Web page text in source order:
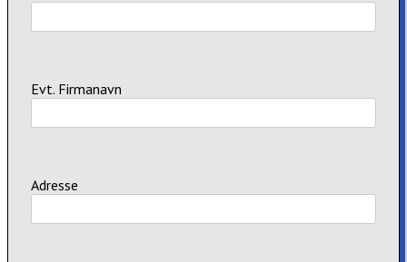
Evt. Firmanavn
Adresse